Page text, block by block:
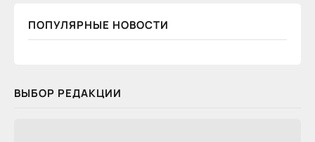
ПОПУЛЯРНЫЕ НОВОСТИ
ВЫБОР РЕДАКЦИИ